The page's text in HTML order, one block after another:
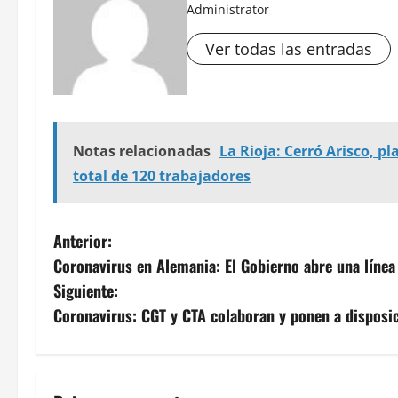
Administrator
Ver todas las entradas
Notas relacionadas La Rioja: Cerró Arisco,
total de 120 trabajadores
N
a
v
Anterior:
Coronavirus en Alemania: El Gobierno abre una
Siguiente:
Coronavirus: CGT y CTA colaboran y ponen a